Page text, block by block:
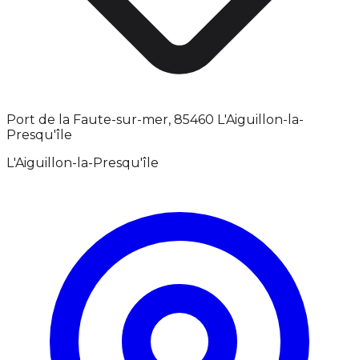
Port de la Faute-sur-mer, 85460 L'Aiguillon-la-
Presqu'île
L'Aiguillon-la-Presqu'île